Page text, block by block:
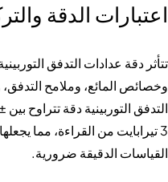
اعتبارات الدقة
تتأثر دقة عدادات التدفق
وخصائص المائع، وملامح
3 تيرابايت من القراءة، مما
القياسات الدقيقة ضرورية.